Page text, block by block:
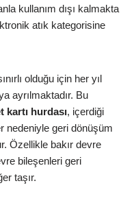
kullanım dışı kalmakta
atık kategorisine
olduğu için her yıl
ayrılmaktadır. Bu
kartı hurdası, içerdiği
nedeniyle geri dönüşüm
Özellikle bakır devre
bileşenleri geri
taşır.